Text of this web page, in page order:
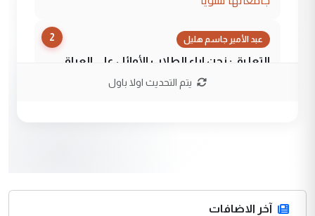
2 عبد الأمير جاسم هليل
التعليق : نحن اباء الطلاب الأوائل على العراق
نتشرف بلقاء السيد احمد الصافي في العتبات
التعليق : قرار مستعجل جدا ولامصلحة فيه
للوزاره ولا للمواطن القرار الصائب يكون بعد
يتم التحديث اولا باول
آخر الاضافات